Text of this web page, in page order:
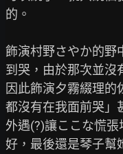
的。
飾演村野さやか的野
到哭，由於那次並沒
因此飾演夕霧綴理的
都沒有在我面前哭」
外遇(?)讓ここな慌
好，最後還是琴子幫